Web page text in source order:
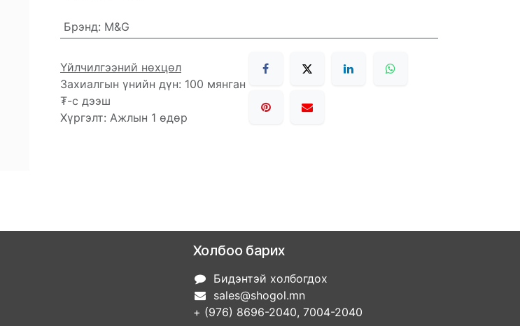
Брэнд: M&G
Үйлчилгээний нөхцөл
Захиалгын үнийн дүн: 100 мянган
₮-с дээш
Хүргэлт: Ажлын 1 өдөр
Холбоо барих
Бидэнтэй холбогдох
sales@shogol.mn
+ (976) 8696-2040, 7004-2040